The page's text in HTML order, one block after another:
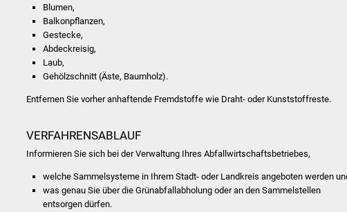
Blumen,
Balkonpflanzen,
Gestecke,
Abdeckreisig,
Laub,
Gehölzschnitt (Äste, Baumholz).
Entfernen Sie vorher anhaftende Fremdstoffe wie Draht- oder Kunststoffreste.
VERFAHRENSABLAUF
Informieren Sie sich bei der Verwaltung Ihres Abfallwirtschaftsbetriebes,
welche Sammelsysteme in Ihrem Stadt- oder Landkreis angeboten werden
was genau Sie über die Grünabfallabholung oder an den Sammelstellen
entsorgen dürfen.